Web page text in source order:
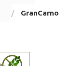
GranCarno